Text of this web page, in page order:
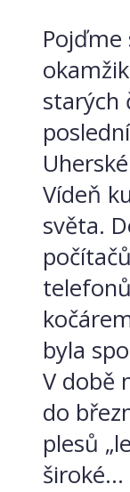
Pojďme
starých
Vídeň
světa.
byla
V době
do
plesů
široké...